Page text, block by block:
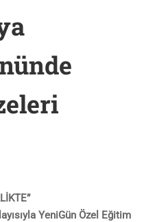
YeniGün Özel Eğitim